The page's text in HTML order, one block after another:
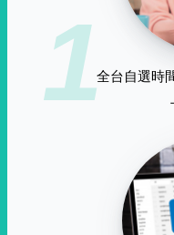
1全台自選時